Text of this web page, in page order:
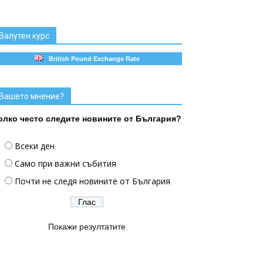
курс
British Pound Exchange Rate
мнение?
често следите новините от България?
Всеки ден
Само при важни събития
Почти не следя новините от България
Покажи резултатите